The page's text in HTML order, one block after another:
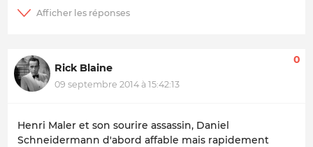
Rick Blaine
09 septembre 2014 à 15:42:13
0
Henri Maler et son sourire assassin, Daniel
Schneidermann d'abord affable mais rapidement